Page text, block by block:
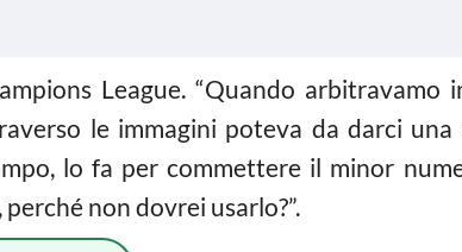
League. “Quando arbitravamo
le immagini poteva da darci
lo fa per commettere il minor
non dovrei usarlo?”.